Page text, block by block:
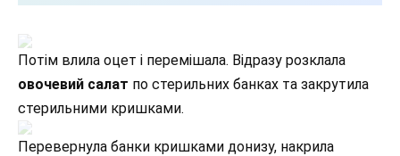
Потім влила оцет і перемішала. Відразу розклала
овочевий салат по стерильних банках та закрутила
стерильними кришками.
Перевернула банки кришками донизу, накрила